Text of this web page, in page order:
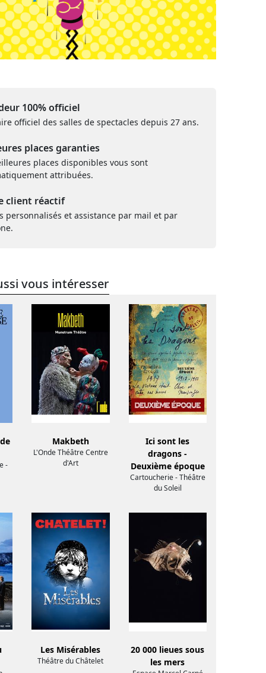
100% officiel
officiel des salles de spectacles depuis 27 ans.
places garanties
places disponibles vous sont
attribuées.
client réactif
personnalisés et assistance par mail et par
vous intéresser
-
Makbeth
L'Onde Théâtre Centre
d'Art
Ici sont les
dragons -
Deuxième époque
Cartoucherie - Théâtre
du Soleil
Les Misérables
Théâtre du Châtelet
20 000 lieues sous
les mers